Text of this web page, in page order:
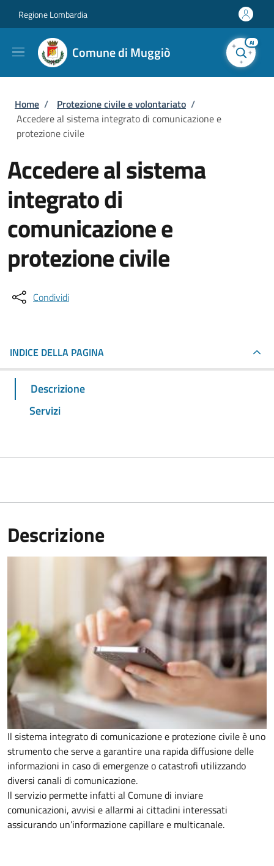
Regione Lombardia
Comune di Muggiò
AI
Briciole di pane
Home / Protezione civile e volontariato /
Accedere al sistema integrato di comunicazione e
protezione civile
Accedere al sistema
integrato di
comunicazione e
protezione civile
Condividi
INDICE DELLA PAGINA
Descrizione
Servizi
Descrizione
Il sistema integrato di comunicazione e protezione civile è uno
strumento che serve a garantire una rapida diffusione delle
informazioni in caso di emergenze o catastrofi utilizzando
diversi canali di comunicazione.
Il servizio permette infatti al Comune di inviare
comunicazioni, avvisi e allarmi ai cittadini interessati
assicurando un’informazione capillare e multicanale.